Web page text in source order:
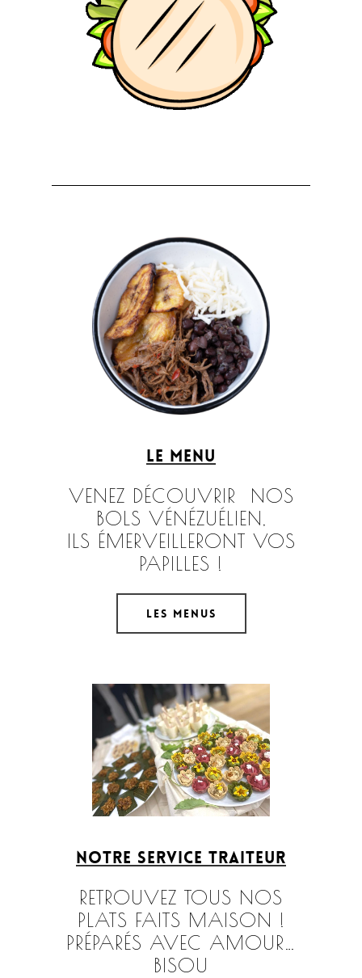
Le menu
VENEZ DÉCOUVRIR NOS
BOLS VÉNÉZUÉLIEN,
ILS ÉMERVEILLERONT VOS
PAPILLES !
les menus
Notre service traiteur
RETROUVEZ TOUS NOS
PLATS FAITS MAISON !
PRÉPARÉS AVEC AMOUR…
BISOU